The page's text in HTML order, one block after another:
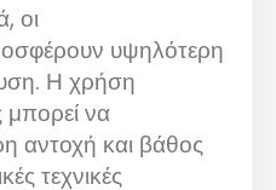
οι
υψηλότερη
Η χρήση
να
αντοχή και βάθος
τεχνικές